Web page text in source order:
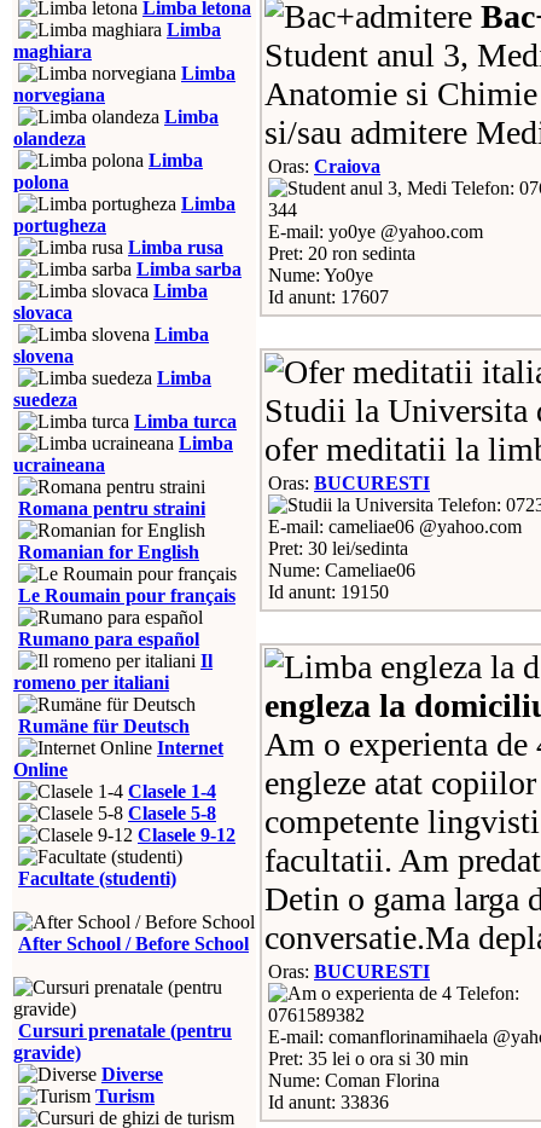
Limba letona
Limba
maghiara
Limba
norvegiana
Limba
olandeza
Limba
polona
Limba
portugheza
Limba rusa
Limba sarba
Limba
slovaca
Limba
slovena
Limba
suedeza
Limba turca
Limba
ucraineana
Romana pentru straini
Romanian for English
Le Roumain pour français
Rumano para español
Il
romeno per italiani
Rumäne für Deutsch
Internet
Online
Clasele 1-4
Clasele 5-8
Clasele 9-12
Facultate (studenti)
After School / Before School
Cursuri prenatale (pentru
gravide)
Diverse
Turism
Student anul 3,
Anatomie si Chimie
si/sau admitere
Oras: Craiova
Telefon:
344
E-mail: yo0ye @yahoo.com
Pret: 20 ron sedinta
Nume: Yo0ye
Id anunt: 17607
Studii la Universita
ofer meditatii la
Oras: BUCURESTI
Telefon:
E-mail: cameliae06 @yahoo.com
Pret: 30 lei/sedinta
Nume: Cameliae06
Id anunt: 19150
engleza la
Am o experienta
engleze atat
competente
facultatii. Am
Detin o gama larga
conversatie.Ma
Oras: BUCURESTI
Telefon:
0761589382
E-mail: comanflorinamihaela
Pret: 35 lei o ora si 30 min
Nume: Coman Florina
Id anunt: 33836